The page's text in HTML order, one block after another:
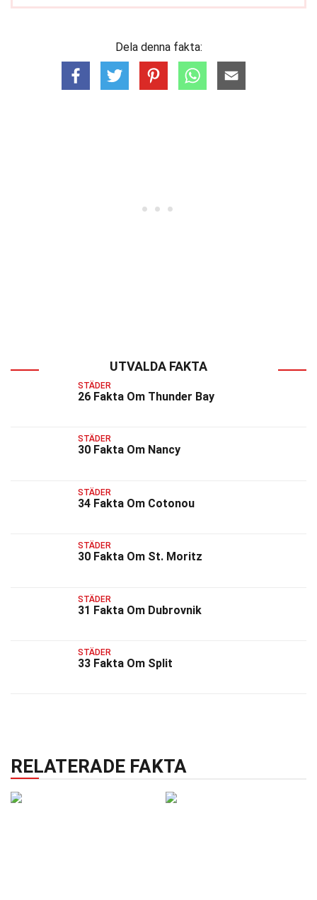
Dela denna fakta:
UTVALDA FAKTA
STÄDER
26 Fakta Om Thunder Bay
STÄDER
30 Fakta Om Nancy
STÄDER
34 Fakta Om Cotonou
STÄDER
30 Fakta Om St. Moritz
STÄDER
31 Fakta Om Dubrovnik
STÄDER
33 Fakta Om Split
RELATERADE FAKTA